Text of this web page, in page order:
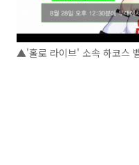
▲'홀로 라이브' 소속 하코스